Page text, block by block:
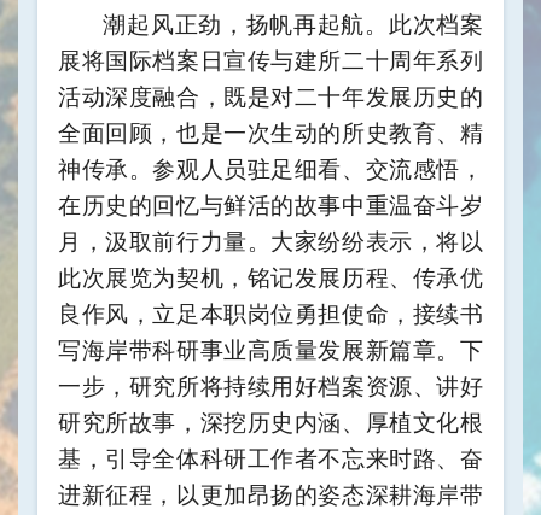
潮起风正劲，扬帆再起航。此次档案
展将国际档案日宣传与建所二十周年系列
活动深度融合，既是对二十年发展历史的
全面回顾，也是一次生动的所史教育、精
神传承。参观人员驻足细看、交流感悟，
在历史的回忆与鲜活的故事中重温奋斗岁
月，汲取前行力量。大家纷纷表示，将以
此次展览为契机，铭记发展历程、传承优
良作风，立足本职岗位勇担使命，接续书
写海岸带科研事业高质量发展新篇章。下
一步，研究所将持续用好档案资源、讲好
研究所故事，深挖历史内涵、厚植文化根
基，引导全体科研工作者不忘来时路、奋
进新征程，以更加昂扬的姿态深耕海岸带